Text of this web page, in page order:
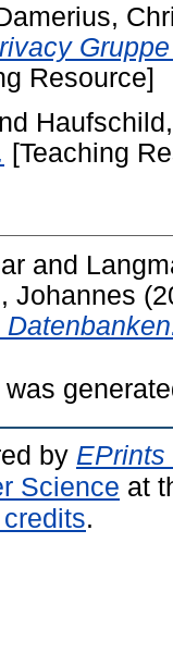
Resource]
[Teaching
and
Johannes
was
by EPrints
Science at
.